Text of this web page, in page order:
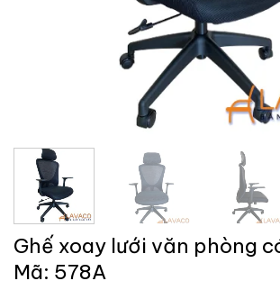
Ghế xoay lưới văn phòng
Mã: 578A